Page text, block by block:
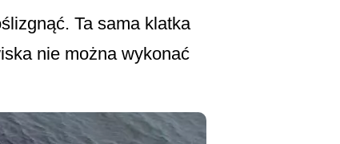
Ta sama klatka
nie można wykonać